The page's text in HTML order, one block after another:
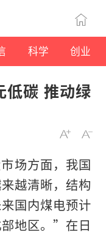
科学 创业
低碳 推动绿
场方面，我国
越清晰，结构
国内煤电预计
地区。”在日